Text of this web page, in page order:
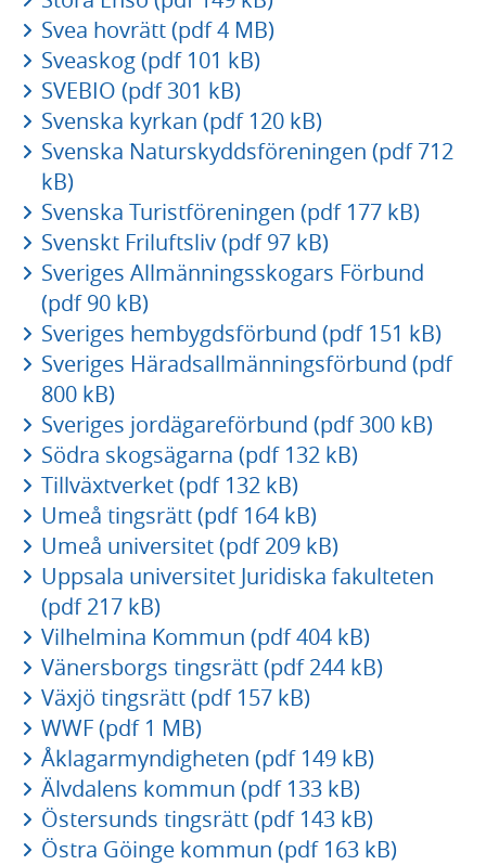
Svea hovrätt (pdf 4 MB)
Sveaskog (pdf 101 kB)
SVEBIO (pdf 301 kB)
Svenska kyrkan (pdf 120 kB)
Svenska Naturskyddsföreningen (pdf 712
kB)
Svenska Turistföreningen (pdf 177 kB)
Svenskt Friluftsliv (pdf 97 kB)
Sveriges Allmänningsskogars Förbund
(pdf 90 kB)
Sveriges hembygdsförbund (pdf 151 kB)
Sveriges Häradsallmänningsförbund (pdf
800 kB)
Sveriges jordägareförbund (pdf 300 kB)
Södra skogsägarna (pdf 132 kB)
Tillväxtverket (pdf 132 kB)
Umeå tingsrätt (pdf 164 kB)
Umeå universitet (pdf 209 kB)
Uppsala universitet Juridiska fakulteten
(pdf 217 kB)
Vilhelmina Kommun (pdf 404 kB)
Vänersborgs tingsrätt (pdf 244 kB)
Växjö tingsrätt (pdf 157 kB)
WWF (pdf 1 MB)
Åklagarmyndigheten (pdf 149 kB)
Älvdalens kommun (pdf 133 kB)
Östersunds tingsrätt (pdf 143 kB)
Östra Göinge kommun (pdf 163 kB)